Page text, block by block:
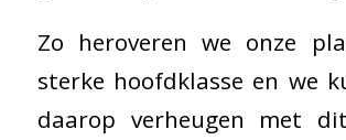
Zo heroveren we onze
sterke hoofdklasse en we
daarop verheugen met